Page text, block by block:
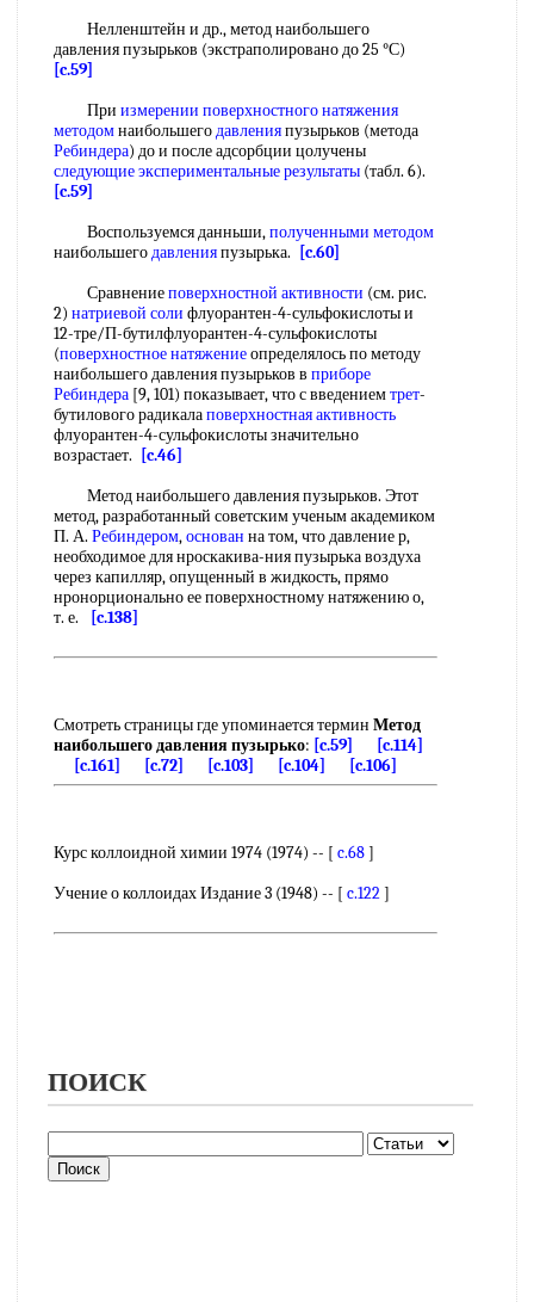
Нелленштейн и др., метод наибольшего
давления пузырьков (экстраполировано до 25 °С)
[c.59]
При измерении поверхностного натяжения
методомнаибольшегодавленияпузырьков (метода
Ребиндера) до и после адсорбции цолучены
следующиеэкспериментальные результаты (табл. 6).
[c.59]
Воспользуемся данньши,полученными методом
наибольшегодавленияпузырька.
[c.60]
Сравнениеповерхностной активности (см. рис.
2) натриевой соли флуорантен-4-сульфокислоты и
12-тре/П-бутилфлуорантен-4-сульфокислоты
(поверхностное натяжениеопределялось по методу
наибольшего давления пузырьков в приборе
Ребиндера [9, 101) показывает, что с введениемтрет-
бутилового радикалаповерхностная активность
флуорантен-4-сульфокислоты значительно
возрастает.
[c.46]
Метод наибольшего давления пузырьков. Этот
метод, разработанный советским ученым академиком
П. А. Ребиндером,основан на том, что давление р,
необходимое для нроскакива-ния пузырька воздуха
через капилляр, опущенный в жидкость, прямо
нронорционально ее поверхностному натяжению о,
т. е.
[c.138]
Смотреть страницы где упоминается термин Метод
наибольшего давления пузырько: [c.59]
[c.114]
[c.161]
[c.72] [c.103] [c.104] [c.106]
Курс коллоидной химии 1974 (1974) -- [ c.68]
Учение о коллоидах Издание 3 (1948) -- [ c.122]
ПОИСК